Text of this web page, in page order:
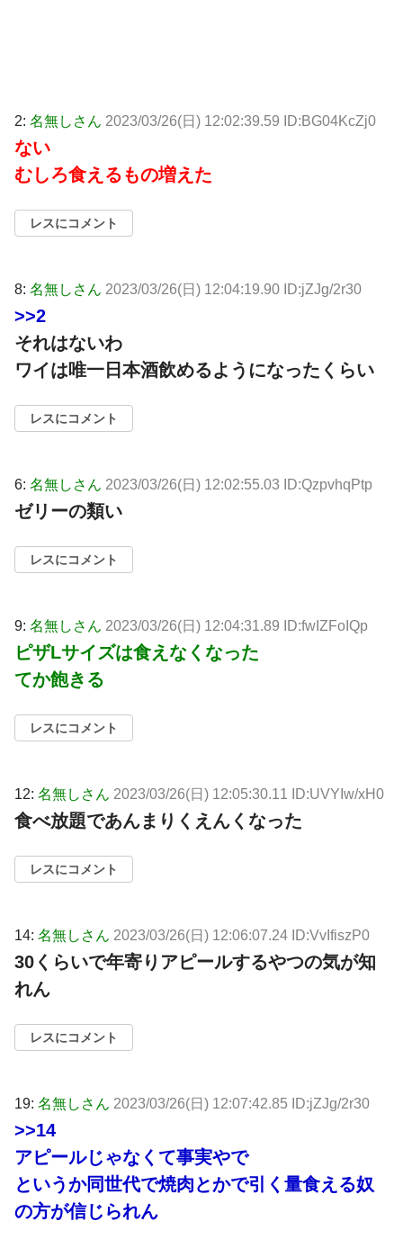
2: 名無しさん 2023/03/26(日) 12:02:39.59 ID:BG04KcZj0
ない
むしろ食えるもの増えた
レスにコメント
8: 名無しさん 2023/03/26(日) 12:04:19.90 ID:jZJg/2r30
>>2
それはないわ
ワイは唯一日本酒飲めるようになったくらい
レスにコメント
6: 名無しさん 2023/03/26(日) 12:02:55.03 ID:QzpvhqPtp
ゼリーの類い
レスにコメント
9: 名無しさん 2023/03/26(日) 12:04:31.89 ID:fwIZFoIQp
ピザLサイズは食えなくなった
てか飽きる
レスにコメント
12: 名無しさん 2023/03/26(日) 12:05:30.11 ID:UVYIw/xH0
食べ放題であんまりくえんくなった
レスにコメント
14: 名無しさん 2023/03/26(日) 12:06:07.24 ID:VvIfiszP0
30くらいで年寄りアピールするやつの気が知
れん
レスにコメント
19: 名無しさん 2023/03/26(日) 12:07:42.85 ID:jZJg/2r30
>>14
アピールじゃなくて事実やで
というか同世代で焼肉とかで引く量食える奴
の方が信じられん